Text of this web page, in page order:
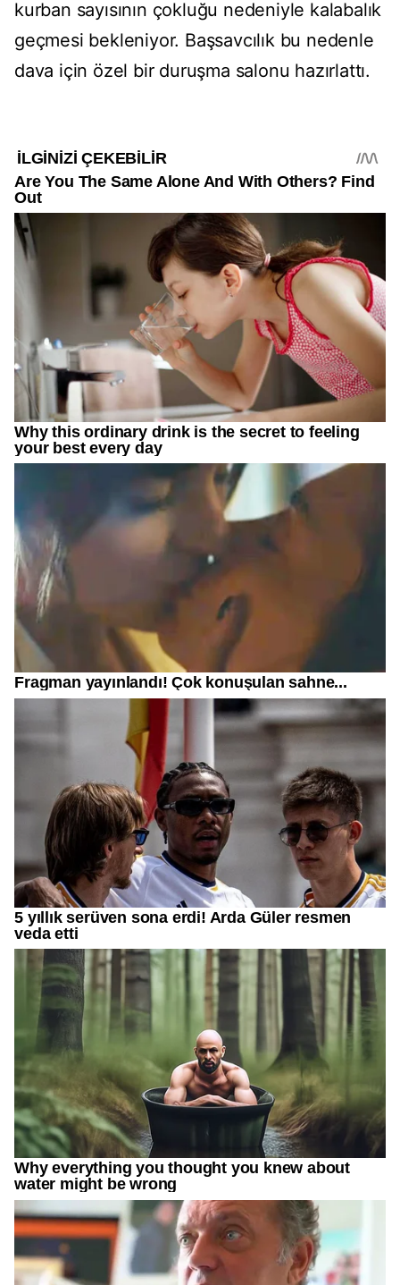
kurban sayısının çokluğu nedeniyle kalabalık
geçmesi bekleniyor. Başsavcılık bu nedenle
dava için özel bir duruşma salonu hazırlattı.